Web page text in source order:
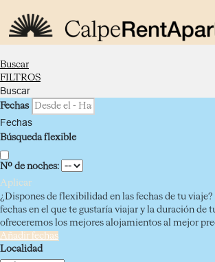
Buscar
FILTROS
Buscar
Fechas
Fechas
Búsqueda flexible
Nº de noches:
Aplicar
¿Dispones de flexibilidad en las fechas de tu viaje?
fechas en el que te gustaría viajar y la duración de
ofreceremos los mejores alojamientos al mejor
Añadir fechas
Localidad